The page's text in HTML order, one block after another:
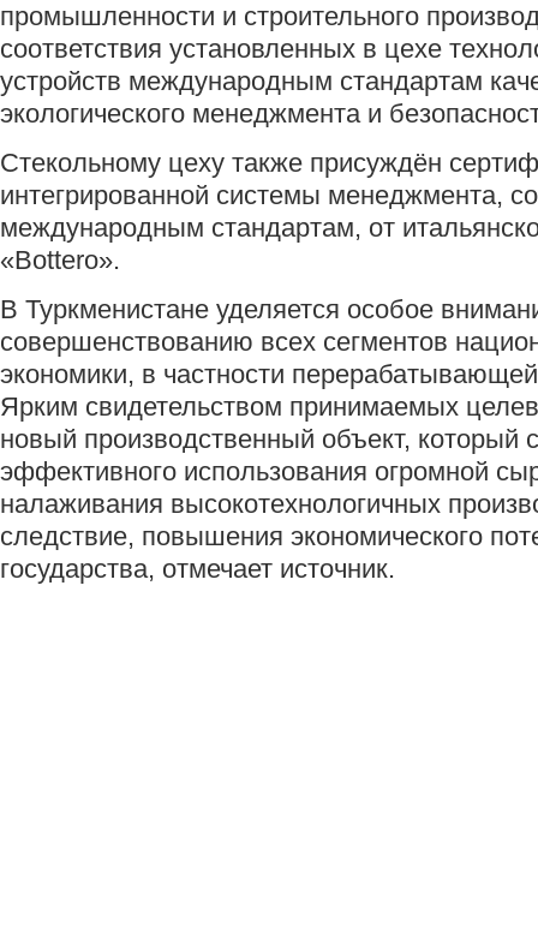
промышленности и строительного
соответствия установленных в цехе
устройств международным стандартам
экологического менеджмента и
Стекольному цеху также присуждён
интегрированной системы менеджмента,
международным стандартам, от
«Bottero».
В Туркменистане уделяется особое
совершенствованию всех сегментов
экономики, в частности
Ярким свидетельством принимаемых
новый производственный объект, который
эффективного использования огромной
налаживания высокотехнологичных
следствие, повышения экономического
государства, отмечает источник.